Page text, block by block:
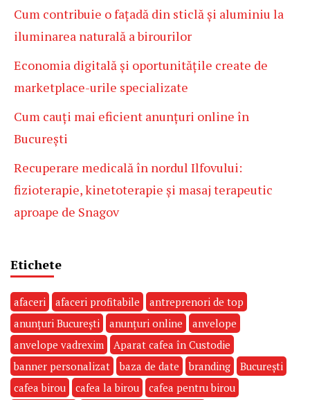
Cum contribuie o fațadă din sticlă și aluminiu la
iluminarea naturală a birourilor
Economia digitală și oportunitățile create de
marketplace-urile specializate
Cum cauți mai eficient anunțuri online în
București
Recuperare medicală în nordul Ilfovului:
fizioterapie, kinetoterapie și masaj terapeutic
aproape de Snagov
Etichete
afaceri afaceri profitabile
antreprenori de top
anunțuri București
anunțuri online
anvelope
anvelope vadrexim
Aparat cafea în Custodie
banner personalizat
baza de date branding
București
cafea birou
cafea la birou
cafea pentru birou